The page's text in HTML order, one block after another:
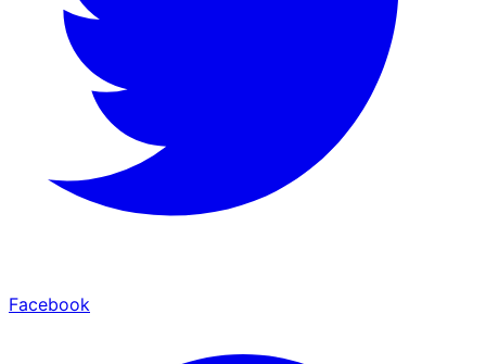
Facebook